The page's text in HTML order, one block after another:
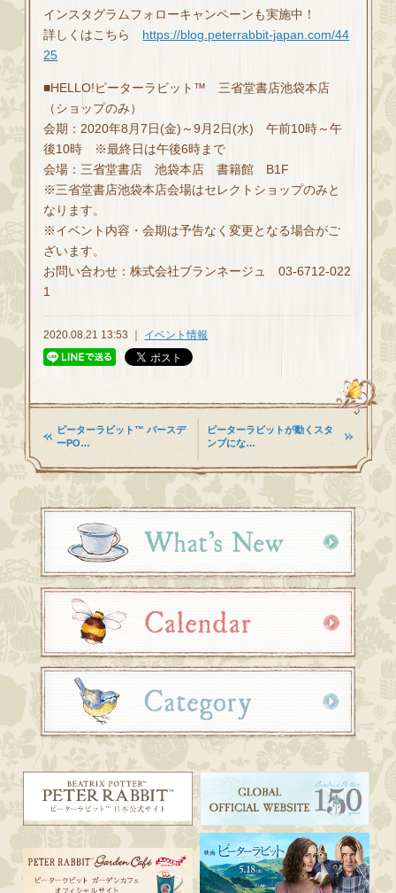
インスタグラムフォローキャンペーンも実施中！
詳しくはこちら https://blog.peterrabbit-japan.com/44
25
■HELLO!ピーターラビット™ 三省堂書店池袋本店
（ショップのみ）
会期：2020年8月7日(金)～9月2日(水) 午前10時～午
後10時 ※最終日は午後6時まで
会場：三省堂書店 池袋本店 書籍館 B1F
※三省堂書店池袋本店会場はセレクトショップのみと
なります。
※イベント内容・会期は予告なく変更となる場合がご
ざいます。
お問い合わせ：株式会社ブランネージュ 03-6712-022
1
2020.08.21 13:53 ｜ イベント情報
ピーターラビット™ バースデ
ーPO…
ピーターラビットが動くスタ
ンプにな…